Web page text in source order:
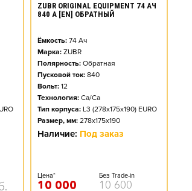
ZUBR ORIGINAL EQUIPMENT 74 АЧ
840 А [EN] ОБРАТНЫЙ
Ёмкость: 74Ач
Марка: ZUBR
Полярность: Обратная
Пусковой ток: 840
Вольт: 12
Технология: Ca/Ca
Тип корпуса: L3 (278x175x190) EURO
Размер, мм: 278x175x190
Наличие: Под заказ
Цена*
10 000
Без Trade-in
10 600